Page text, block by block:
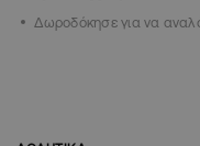
Δωροδόκησε για να